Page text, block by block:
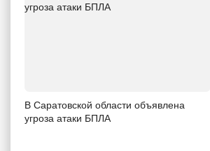
В Саратовской области объявлена
угроза атаки БПЛА